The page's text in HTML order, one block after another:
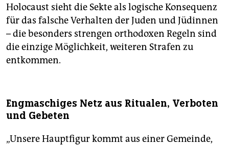
Holocaust sieht die Sekte als logische Konsequenz
für das falsche Verhalten der Juden und Jüdinnen
– die besonders strengen orthodoxen Regeln sind
die einzige Möglichkeit, weiteren Strafen zu
entkommen.
Engmaschiges Netz aus Ritualen, Verboten
und Gebeten
„Unsere Hauptfigur kommt aus einer Gemeinde,